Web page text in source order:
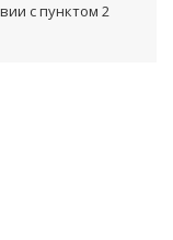
с пунктом 2